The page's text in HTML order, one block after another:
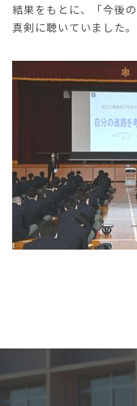
結果をもとに、「今後
真剣に聴いていました。